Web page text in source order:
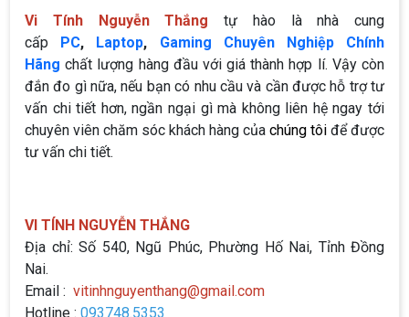
Vi Tính Nguyễn Thắng tự hào là nhà cung
cấp
PC, Laptop, Gaming Chuyên Nghiệp Chính
Hãng chất lượng hàng đầu với giá thành hợp lí. Vậy còn
đắn đo gì nữa, nếu bạn có nhu cầu và cần được hỗ trợ tư
vấn chi tiết hơn, ngần ngại gì mà không liên hệ ngay tới
chuyên viên chăm sóc khách hàng của chúng tôi để được
tư vấn chi tiết.
VI TÍNH NGUYỄN THẮNG
Địa chỉ: Số 540, Ngũ Phúc, Phường Hố Nai, Tỉnh Đồng
Nai.
Email : vitinhnguyenthang@gmail.com
Hotline : 093748.5353